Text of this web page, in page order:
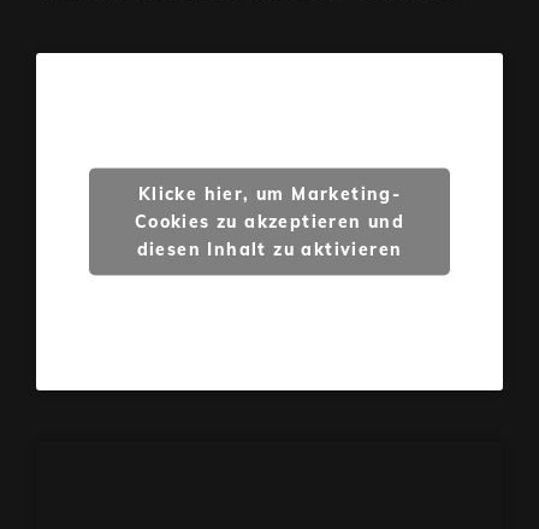
Klicke hier, um Marketing-
Cookies zu akzeptieren und
diesen Inhalt zu aktivieren